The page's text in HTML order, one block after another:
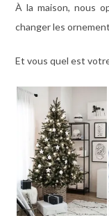
À la maison, nous
changer les
Et vous quel est